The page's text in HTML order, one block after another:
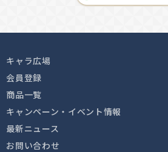
キャラ広場
会員登録
商品一覧
キャンペーン・イベント情報
最新ニュース
お問い合わせ